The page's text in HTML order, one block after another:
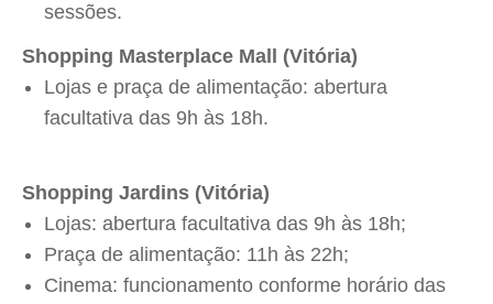
sessões.
Shopping Masterplace Mall (Vitória)
Lojas e praça de alimentação: abertura
facultativa das 9h às 18h.
Shopping Jardins (Vitória)
Lojas: abertura facultativa das 9h às 18h;
Praça de alimentação: 11h às 22h;
Cinema: funcionamento conforme horário das